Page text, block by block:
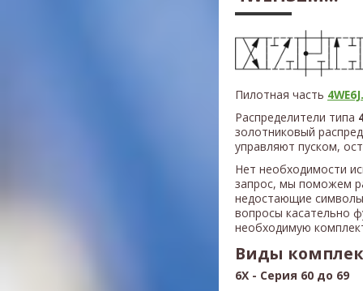
Пилотная часть
Распределители типа
золотниковый
управляют пуском,
Нет необходимости
запрос, мы поможем
недостающие
вопросы касательно
необходимую
Виды
6X - Серия 60 до 69